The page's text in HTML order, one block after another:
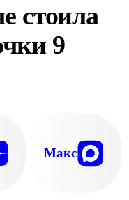
стоила
9
Макс